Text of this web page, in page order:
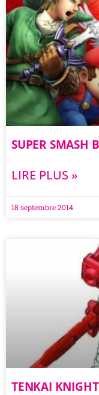
SUPER SMASH
LIRE PLUS »
18 septembre 2014
TENKAI